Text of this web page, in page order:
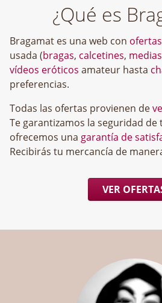
¿Qué es
Bragamat es una web con
usada (bragas, calcetines, medias
vídeos eróticos amateur hasta
preferencias.
Todas las ofertas provienen de
Te garantizamos la seguridad de
ofrecemos una garantía de
Recibirás tu mercancía de
VER